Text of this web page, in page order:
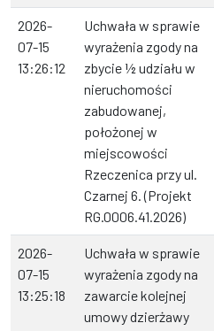
2026-
07-15
13:26:12
Uchwała w sprawie
wyrażenia zgody na
zbycie ½ udziału w
nieruchomości
zabudowanej,
położonej w
miejscowości
Rzeczenica przy ul.
Czarnej 6. (Projekt
RG.0006.41.2026)
2026-
07-15
13:25:18
Uchwała w sprawie
wyrażenia zgody na
zawarcie kolejnej
umowy dzierżawy